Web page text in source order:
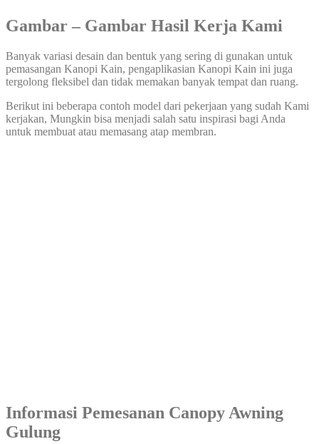
Gambar – Gambar Hasil Kerja Kami
Banyak variasi desain dan bentuk yang sering di gunakan untuk
pemasangan Kanopi Kain, pengaplikasian Kanopi Kain ini juga
tergolong fleksibel dan tidak memakan banyak tempat dan ruang.
Berikut ini beberapa contoh model dari pekerjaan yang sudah Kami
kerjakan, Mungkin bisa menjadi salah satu inspirasi bagi Anda
untuk membuat atau memasang atap membran.
Informasi Pemesanan Canopy Awning
Gulung